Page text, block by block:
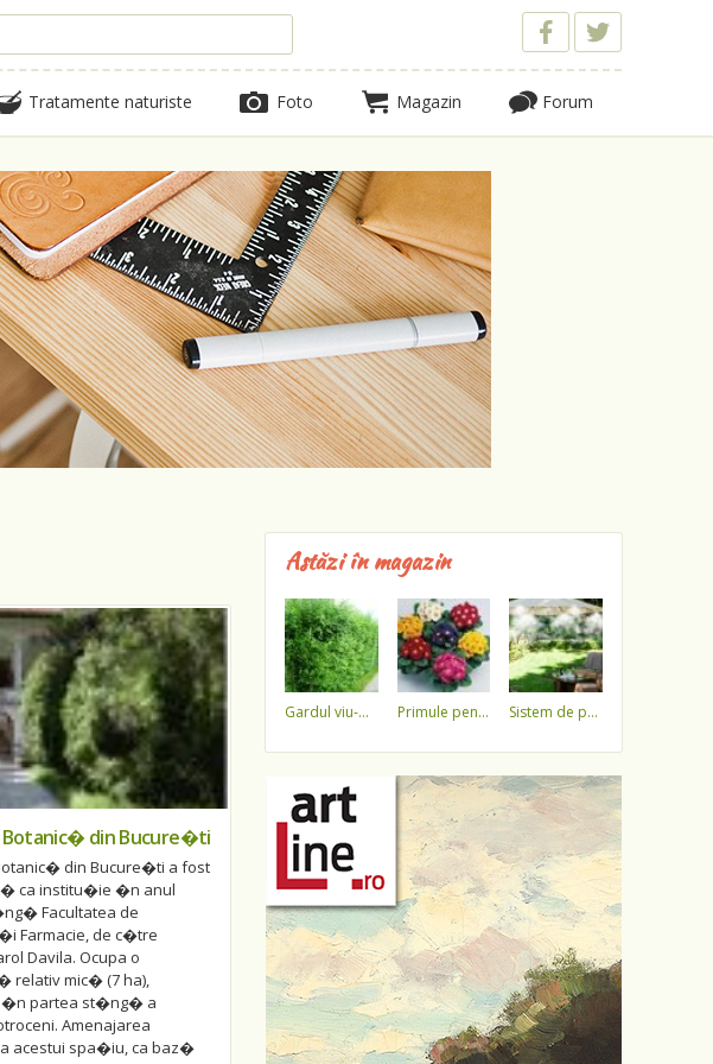
Tratamente naturiste Foto Magazin Forum
din Bucure�ti
din Bucure�ti a fost
ca institu�ie �n anul
Facultatea de
Farmacie, de c�tre
Davila. Ocupa o
relativ mic� (7 ha),
partea st�ng� a
Amenajarea
acestui spa�iu, ca baz�
Astăzi în magazin
gardul viu-minune! primule pentru 1 martie 3,5 lei / ghiveci !!!! sistem de pulverizare a apei